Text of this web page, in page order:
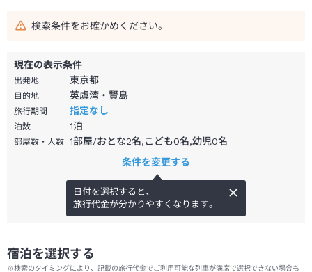
検索条件をお確かめください。
現在の表示条件
出発地 東京都
目的地 英虞湾・賢島
旅行期間 指定なし
泊数 1泊
部屋数・人数 1部屋/おとな2名,こども0名,幼児0名
条件を変更する
日付を選択すると、
旅行代金が分かりやすくなります。
宿泊を選択する
※検索のタイミングにより、記載の旅行代金でご利用可能な列車が満席で選択できない場合も